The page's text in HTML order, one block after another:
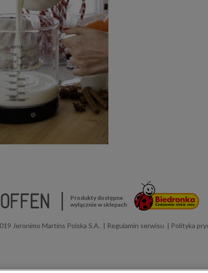
Produkty dostępne
wyłącznie w sklepach
Jeronimo Martins Polska S.A. Regulamin serwisu Polityka